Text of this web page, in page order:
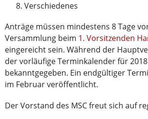
Verschiedenes
Anträge müssen mindestens 8 Tage
Versammlung beim 1. Vorsitzenden
eingereicht sein. Während der
der vorläufige Terminkalender für 2018
bekanntgegeben. Ein endgültiger
im Februar veröffentlicht.
Der Vorstand des MSC freut sich auf